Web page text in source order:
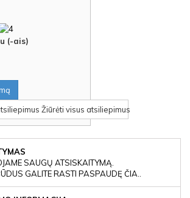
(-ais)
Žiūrėti visus atsiliepimus
SAUGŲ ATSISKAITYMĄ.
GALITE RASTI PASPAUDĘ ČIA..